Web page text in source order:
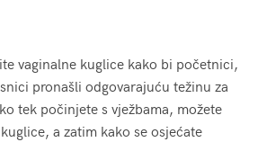
vaginalne kuglice kako bi početnici,
pronašli odgovarajuću težinu za
tek počinjete s vježbama, možete
a zatim kako se osjećate